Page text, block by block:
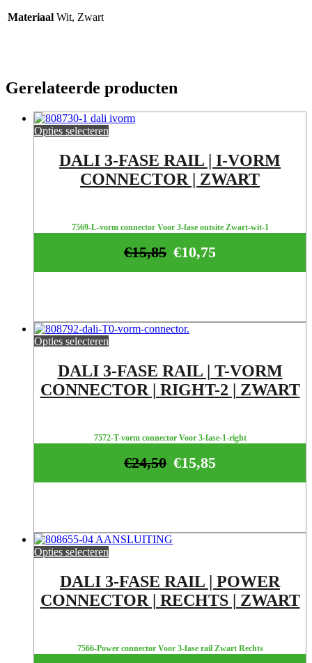
Materiaal Wit, Zwart
Gerelateerde producten
Opties selecteren
DALI 3-FASE RAIL | I-VORM
CONNECTOR | ZWART
7569-L-vorm connector Voor 3-fase outsite Zwart-wit-1
€10,75
€15,85
Opties selecteren
DALI 3-FASE RAIL | T-VORM
CONNECTOR | RIGHT-2 | ZWART
7572-T-vorm connector Voor 3-fase-1-right
€15,85
€24,50
Opties selecteren
DALI 3-FASE RAIL | POWER
CONNECTOR | RECHTS | ZWART
7566-Power connector Voor 3-fase rail Zwart Rechts